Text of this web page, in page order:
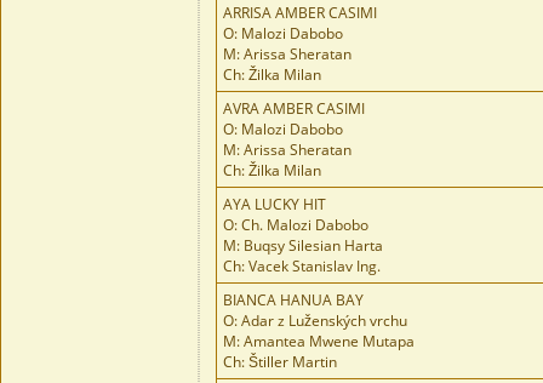
ARRISA AMBER CASIMI
O: Malozi Dabobo
M: Arissa Sheratan
Ch: Žilka Milan
AVRA AMBER CASIMI
O: Malozi Dabobo
M: Arissa Sheratan
Ch: Žilka Milan
AYA LUCKY HIT
O: Ch. Malozi Dabobo
M: Buqsy Silesian Harta
Ch: Vacek Stanislav Ing.
BIANCA HANUA BAY
O: Adar z Luženských vrchu
M: Amantea Mwene Mutapa
Ch: Štiller Martin